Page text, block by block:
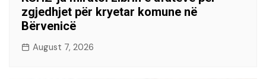
zgjedhjet për kryetar komune në
Bërvenicë
August 7, 2026